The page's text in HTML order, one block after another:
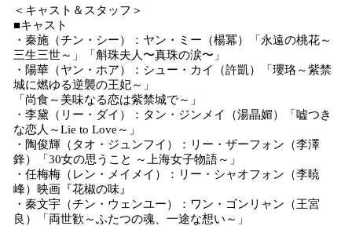
＜キャスト＆スタッフ＞
■キャスト
・秦施（チン・シー）：ヤン・ミー（楊冪）「永遠の桃花～
三生三世～」「斛珠夫人〜真珠の涙〜」
・陽華（ヤン・ホア）：シュー・カイ（許凱）「瓔珞～紫禁
城に燃ゆる逆襲の王妃～」
「尚食～美味なる恋は紫禁城で～」
・李黛（リー・ダイ）：タン・ジンメイ（湯晶媚）「嘘つき
な恋人～Lie to Love～」
・陶俊輝（タオ・ジュンフイ）：リー・ザーフォン（李澤
鋒）「30女の思うこと ～上海女子物語～」
・任梅梅（レン・メイメイ）：リー・シャオフォン（李暁
峰）映画『花椒の味』
・秦文宇（チン・ウェンユー）：ワン・ゴンリャン（王宮
良）「両世歓～ふたつの魂、一途な想い～」